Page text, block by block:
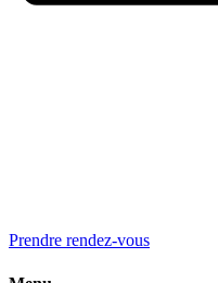
Prendre rendez-vous